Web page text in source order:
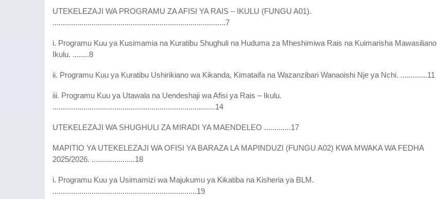
UTEKELEZAJI WA PROGRAMU ZA AFISI YA RAIS – IKULU (FUNGU A01).
....................................................................................7
i. Programu Kuu ya Kusimamia na Kuratibu Shughuli na Huduma za Mheshimiwa Rais na Kuimarisha Mawasiliano
Ikulu. ........8
ii. Programu Kuu ya Kuratibu Ushirikiano wa Kikanda, Kimataifa na Wazanzibari Wanaoishi Nje ya Nchi. .............11
iii. Programu Kuu ya Utawala na Uendeshaji wa Afisi ya Rais – Ikulu.
...............................................................................14
UTEKELEZAJI WA SHUGHULI ZA MIRADI YA MAENDELEO .............17
MAPITIO YA UTEKELEZAJI WA OFISI YA BARAZA LA MAPINDUZI (FUNGU A02) KWA MWAKA WA FEDHA
2025/2026. .....................18
i. Programu Kuu ya Usimamizi wa Majukumu ya Kikatiba na Kisheria ya BLM.
......................................................................19